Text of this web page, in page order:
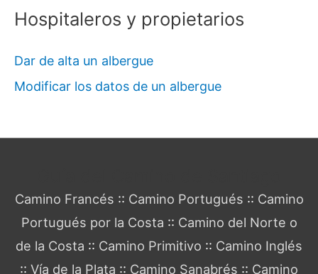
Hospitaleros y propietarios
Dar de alta un albergue
Modificar los datos de un albergue
Camino Francés :: Camino Portugués :: Camino
Portugués por la Costa :: Camino del Norte o
de la Costa :: Camino Primitivo :: Camino Inglés
:: Vía de la Plata :: Camino Sanabrés :: Camino